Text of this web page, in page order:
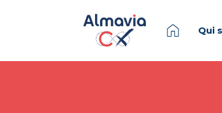
Qui